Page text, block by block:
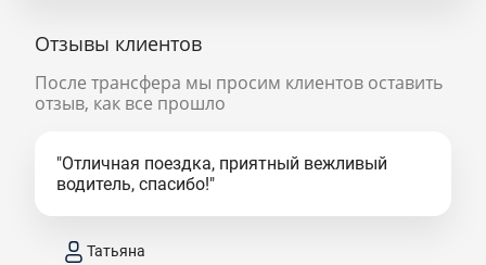
Отзывы клиентов
После трансфера мы просим клиентов оставить
отзыв, как все прошло
"Отличная поездка, приятный вежливый
водитель, спасибо!"
Татьяна